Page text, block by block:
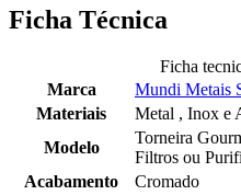
Ficha Técnica
Ficha
Marca
Mundi Metais
Materiais
Metal , Inox e
Modelo
Torneira
Filtros ou
Acabamento
Cromado